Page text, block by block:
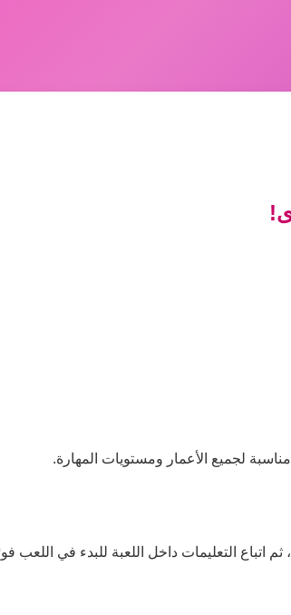
لجميع الأعمار ومستويات المهارة.
التعليمات داخل اللعبة للبدء في اللعب